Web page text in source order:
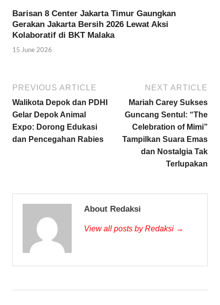
Barisan 8 Center Jakarta Timur Gaungkan
Gerakan Jakarta Bersih 2026 Lewat Aksi
Kolaboratif di BKT Malaka
15 June 2026
PREVIOUS ARTICLE
Walikota Depok dan PDHI
Gelar Depok Animal
Expo: Dorong Edukasi
dan Pencegahan Rabies
NEXT ARTICLE
Mariah Carey Sukses
Guncang Sentul: “The
Celebration of Mimi”
Tampilkan Suara Emas
dan Nostalgia Tak
Terlupakan
About Redaksi
View all posts by Redaksi →